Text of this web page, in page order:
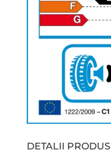
DETALII PRODUS